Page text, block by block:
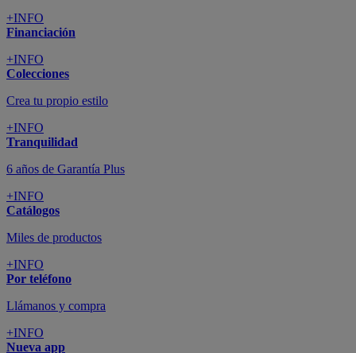
+INFO
Financiación
+INFO
Colecciones
Crea tu propio estilo
+INFO
Tranquilidad
6 años de Garantía Plus
+INFO
Catálogos
Miles de productos
+INFO
Por teléfono
Llámanos y compra
+INFO
Nueva app